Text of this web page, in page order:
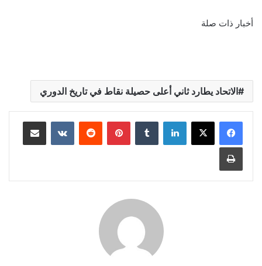
أخبار ذات صلة
الاتحاد يطارد ثاني أعلى حصيلة نقاط في تاريخ الدوري
لينكدإن بينتيريست